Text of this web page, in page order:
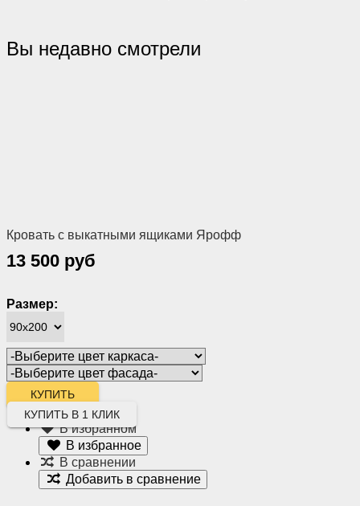
Вы недавно смотрели
Кровать с выкатными ящиками Ярофф
13 500 руб
Размер:
КУПИТЬ В 1 КЛИК
В избранном
В избранное
В сравнении
Добавить в сравнение